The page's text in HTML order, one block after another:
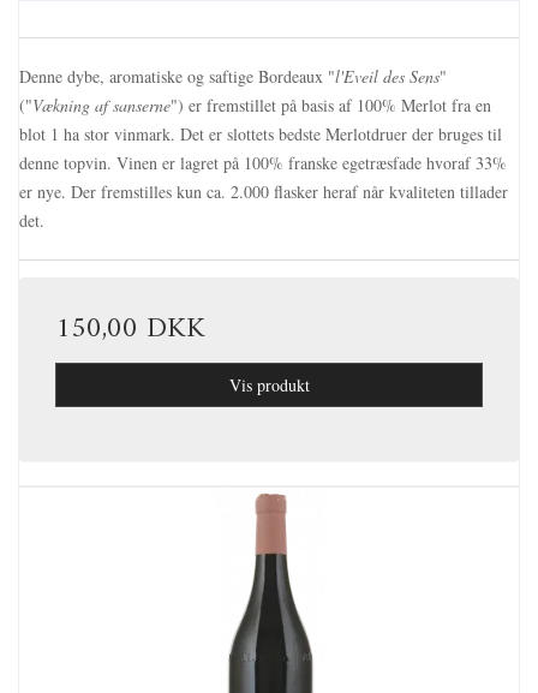
Denne dybe, aromatiske og saftige Bordeaux "l'Eveil des Sens"
("Vækning af sanserne") er fremstillet på basis af 100% Merlot fra en
blot 1 ha stor vinmark. Det er slottets bedste Merlotdruer der bruges til
denne topvin. Vinen er lagret på 100% franske egetræsfade hvoraf 33%
er nye. Der fremstilles kun ca. 2.000 flasker heraf når kvaliteten tillader
det.
150,00 DKK
Vis produkt